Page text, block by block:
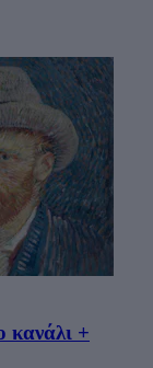
κανάλι +